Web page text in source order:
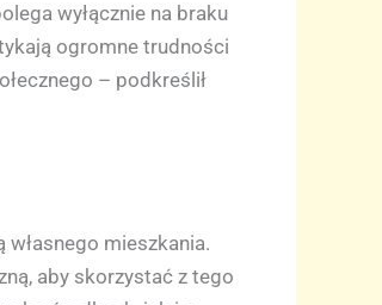
wyłącznie na braku
ogromne trudności
– podkreślił
własnego mieszkania.
aby skorzystać z tego